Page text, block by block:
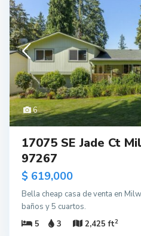
6
17075 SE Jade Ct
97267
$ 619,000
Bella cheap casa de venta en
baños y 5 cuartos.
5
3 2,425 ft2